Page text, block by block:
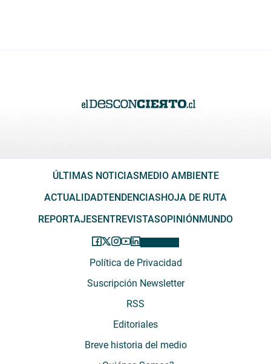
ÚLTIMAS NOTICIAS MEDIO AMBIENTE
ACTUALIDADTENDENCIAS HOJA DE RUTA
REPORTAJES ENTREVISTASOPINIÓN MUNDO
Política de Privacidad
Suscripción Newsletter
RSS
Editoriales
Breve historia del medio